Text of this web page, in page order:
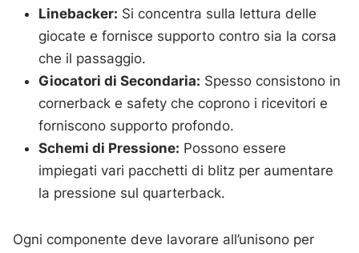
Linebacker: Si concentra sulla lettura delle
giocate e fornisce supporto contro sia la corsa
che il passaggio.
Giocatori di Secondaria: Spesso consistono in
cornerback e safety che coprono i ricevitori e
forniscono supporto profondo.
Schemi di Pressione: Possono essere
impiegati vari pacchetti di blitz per aumentare
la pressione sul quarterback.
Ogni componente deve lavorare all’unisono per